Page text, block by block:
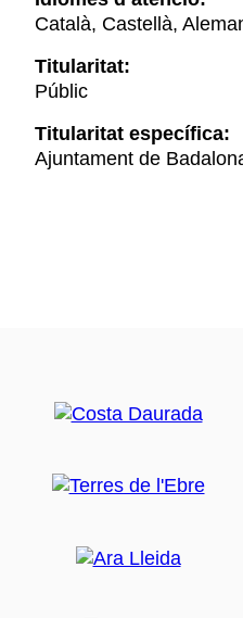
Català, Castellà,
Titularitat:
Públic
Titularitat específica:
Ajuntament de